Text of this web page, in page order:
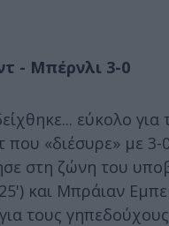
- Μπέρνλι 3-0
εύκολο για
«διέσυρε» με 3-
στη ζώνη του
και Μπράιαν
για τους